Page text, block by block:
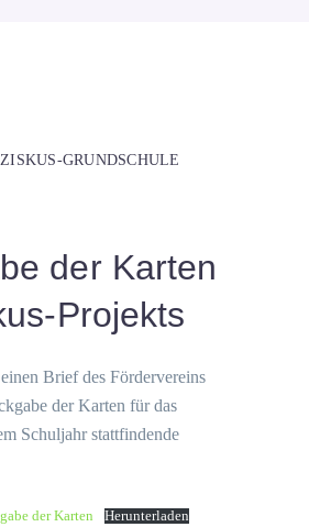
GRUNDSCHULE
der Karten
Projekts
Brief des Fördervereins
der Karten für das
Schuljahr stattfindende
der Karten Herunterladen